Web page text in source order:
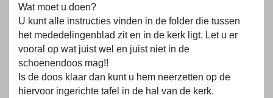
Wat moet u doen?
U kunt alle instructies vinden in de folder die tussen
het mededelingenblad zit en in de kerk ligt. Let u er
vooral op wat juist wel en juist niet in de
schoenendoos mag!!
Is de doos klaar dan kunt u hem neerzetten op de
hiervoor ingerichte tafel in de hal van de kerk.